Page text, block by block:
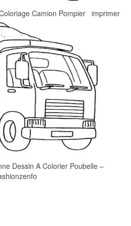
Camion Pompier imprimer
Dessin A Colorier Poubelle –